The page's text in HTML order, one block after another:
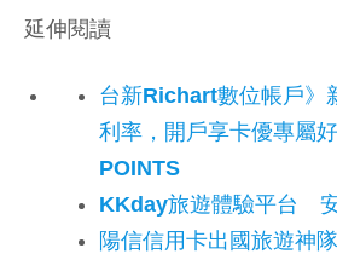
延伸閱讀
台新Richart數位帳戶》
利率，開戶享卡優專屬
POINTS
KKday旅遊體驗平台
陽信信用卡出國旅遊神